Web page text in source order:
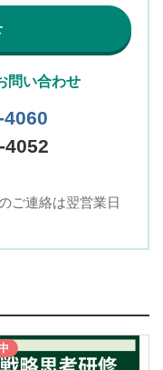
問い合わせ
4060
4052
ご連絡は翌営業日